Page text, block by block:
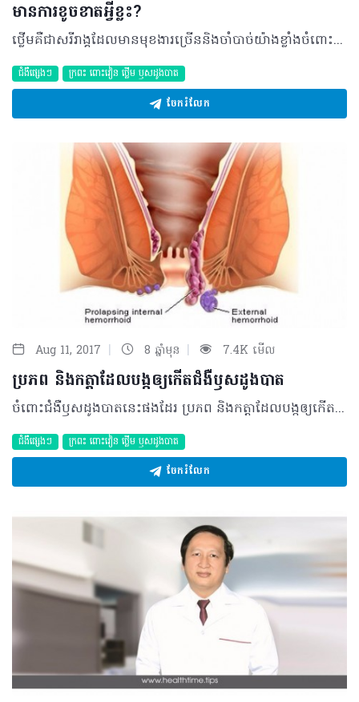
មានការខូចខាតអ្វីខ្លះ?
ថ្លើមគឺជាសរីរាង្គដែលមានមុខងារច្រើននិងចាំបាច់យ៉ាងខ្លាំងចំពោះរាងកាយហើយក៏ជាសរីរាង្គចម្បងមួយសម្រាប់ ធ្វើការសម្អាតជាតិពុលនៅក្នុងខ្លួនរបស់យើងផងដែរ។ ជាមួយនឹងមុខងារដ៏សំខាន់ទាំងនេះ តើនឹងមានអ្វីកើត ឡើងនៅពេលមានការពុលលើសរីរាង្គថ្លើមផ្ទាល់? តើអ្វីខ្លះជាដើមចមនៃការបង្កជាតិពុលទៅលើថ្លើម? និយមន័យនៃការពុលថ្លើមសរីរាង្គថ្លើមដែលទទួលរងការវាយប្រហារដោយជាតិពុល គឺជាថ្លើមខូច គុណភាព (Liver damage ឬ Liver injury) ខ្សោយ និងមិនអាចបំពេញមុខងារបានល្អ។ ជាទូទៅ ការពុលថ្លើមសំដៅដល់ការខូចខាតនៃកោសិកា និងជាលិកាថ្លើម (Damage) ដែលអាចបែងចែកជា ២យ៉ាង៖ • ការពុលស្រួចស្រាវ ឬទាន់ហន់ (Acute toxicity)៖ ការពុលដែល បង្ហាញឡើង និងបំផ្លាញថ្លើមភ្លាមៗ • ការពុលរ៉ាំរ៉ៃ (Chronic toxicity)៖ ការពុលដែលកើតឡើង បន្តិចម្តងៗ ធ្វើឲ្យថ្លើមចុះខ្សោយក្នុងរយៈពេលយូរ ដោយមិនធ្វើឲ្យអ្នកជំងឺដឹងខ្លួន។ ដោយឡែក កម្រិតនៃការពុលថ្លើម ត្រូវបានបែងចែកទៅតាមប្រទេស ឬវេជ្ជសាស្ត្រនីមួយៗដោយផ្អែកលើលក្ខខណ្ឌខុសគ្នា តែជាទូទៅវាត្រូវបានបែងចែកជា ៣កម្រិតគឺ កម្រិតស្រាល កម្រិតធ្ងន់ និងចុងក្រោយគឺ កម្រិតដែលសាច់ថ្លើមរលួយដែលហៅថា Fulminant Hepatitis។ ចំពោះការពុលថ្លើមកម្រិត Fulminant Hepatitis ដែលឋិតក្នុងទម្រង់ទាន់ហន់ មានន័យថា អ្នកជំងឺអាចឈានដល់ការស្លាប់បានបើមិនបានទទួលការសង្គ្រោះជាបន្ទាន់ ជាពិសេសបើមានការបន្ថែមនូវកត្តាដែលនាំឲ្យមានគ្រោះថ្នាក់ដល់ថ្លើមបន្ថែមទៀត (ឧទាហរណ៍ដូចជាការពិសាសុ​រា ឬឱសថនានាដែលប៉ះពាល់ដល់ថ្លើមរាប់បញ្ចូលទាំងឱសថបុរាណខ្មែរ ថ្នាំចិនសែ -ល-​នៅពេលថ្លើមកំពុងខូច ឬពុលហើយនោះ)។ មូលហេតុដែលអាចបង្កឲ្យមានការពុលថ្លើមការខូចថ្លើម អាចបង្កមកពីមូលហេតុជាច្រើនរួមមាន ការទទួលទានស្រា ឱសថមួយចំនួន ថ្នាំខ្មែរ ថ្នាំចិនសែ ឫសឈើ សារធាតុគីមី និងការមានសារធាតុពុលរបស់មេរោគ (toxin) ឬសកម្មភាពរបស់មេរោគដែលចូលទៅបំផ្លាញកោសិការបស់ថ្លើមតែម្តង -ល-។ រោគសញ្ញានៃការពុលថ្លើម ការពុលថ្លើមអាចបង្ហាញជារោគសញ្ញាក្រោមទម្រង់ទាន់ហន់ និងរ៉ាំរ៉ៃបានដូចតែគ្នាទេ៖ ក្នុងករណីរ៉ាំរ៉ៃ៖ ជាធម្មតាពុំមានផ្តល់ជាសញ្ញាណាមួយច្បាស់លាស់ឡើយ ហើយអ្នកជំងឺខ្លះអាចមិនដឹងខ្លួនថាថ្លើមកំពុងមានការវាយប្រហារដោយជាតិពុលទៀតផង (ស្ថិតក្នុងសភាពស្ងាត់ស្ងៀម)។ ក្នុងករណីទាន់ហន់៖ អ្នកជំងឺអាចមានអាការៈមួយចំនួនដែលជាទូទៅទាក់ទងនឹងមុខងារមិនប្រក្រតីរបស់ថ្លើមនោះតែម្តងដូចជា៖ • ប្រព័ន្ធរំលាយអាហារ៖ ការរំលាយអាហារដំណើរការមិនបានល្អ ដែលនាំឲ្យមានសញ្ញាដូចជា មិនឃ្លានបាយ តឹងពោះខ្លាំង និងឆ្អែតជាប្រចាំជាដើម។ • ការចម្រោះទឹកប្រមាត់៖ ថ្លើមមានសភាពខ្សោយមិនអាចចម្រោះទឹកប្រមាត់ចេញពីក្នុងឈាមបាន (Bilirubin Conjugation) នាំឲ្យឡើងលឿងខ្លាំងពេញខ្លួនរួមមានស្បែក ក្រចក គ្រាប់ភ្នែក ទឹកនោមនិងលាមក (ខាន់លឿង)។ • គ្រប់គ្រងជាតិស្ករ៖ ថ្លើមមិនអាចបំពេញមុខងារគ្រប់គ្រងជាតិស្ករឲ្យបាននឹងនរ នាំឲ្យមានវិបត្តិលើជាតិស្ករក្នុងឈាម និងជួនកាលអាចឲ្យខ្វះស្ករក្នុងឈាមខ្លាំង ដែលបណ្តាលឲ្យអស់កម្លាំង បែកញើសស្អិត រហេងរហាងដៃជើង ឬរហូតទៅដល់សន្លប់ បាត់បង់ស្មារតី។ • តួនាទីផលិតប្រូតេអុីន និង Albumin ក្នុងខ្លួន៖ កាលណាថ្លើមខ្សោយ វាមិនអាចផលិត Albumin និងប្រូតេអុីនទៅក្នុងឈាមឲ្យបានគ្រប់គ្រាន់ដែលនាំឲ្យអ្នកជំងឺអាចហើមពេញខ្លួន និងបង្កជាវិបត្តិលើកំណកឈាម (ឈាមមិនងាយកក) ព្រមទាំងអាចមានកន្ទួលលើស្បែកដូចសំបុកពីងពាង (Spider angiomas) និងបណ្តាលឲ្យកើតទាចទឹក ផងដែរក្នុងករណីខ្វះ Albumin ឬថ្លើមខូចខ្លាំង ដោយសារថ្លើមមិនអាចរុញឈាមទៅកាន់បេះដូងបាន។ ការធ្វើរោគវិនិច្ឆ័យចំពោះពុលថ្លើម ការធ្វើរោគវិនិច្ឆ័យចំពោះពុលថ្លើមអាចធ្វើតាមរយៈវិធីសាស្ត្រមួយចំនួនរួមមាន៖ តាមរយៈការសាកសួរ៖ ការស្វែងរកមូលហេតុបង្ក (ឧ. អ្នកជំងឺផឹកស្រា) ប្រវត្តិជំងឺ (ឧ. រលាកថ្លើម អា បេ សេ ជាដើម)។ តាមសញ្ញាគ្លីនិក៖ ទាចទឹក លឿងពេញខ្លួន កន្ទួលលើស្បែកឈាមក្រកក អស់កម្លាំង បែកញើសស្អិត មិនរំលាយអាហារជាដើម។ ក្នុងករណីដែលថ្លើមរីកខ្លាំង ឬរលាកខ្លាំង នាំឲ្យមានការឈឺចាប់ត្រង់ពោះខាងលើ ផ្នែកខាងស្តាំ (Right upper quadrant pain)។ តេស្តផ្សេងៗក្នុងមន្ទីរពិសោធន៍ដែលបង្ហាញពីមុខងារខ្សោយរបស់ថ្លើម៖ • Transaminase កើនឡើង • Gama GT កើនឡើង • BS ថយចុះ • AFP (Alpha-fetoprotein) អាចឡើង • Alkaline Phosphatase កើនឡើង • កត្តាឈាមកក៖ PTT (Partial thromboplastin time) និង aPTT (Activated partial thromboplastin time) កើនឡើង • Direct Bilirubin ឬ Total bilirubin កើនឡើង • Albumin និង Proteins ថយចុះ • Platelet ថយចុះ។ ការថតអេកូ៖ ជាទូទៅមិនសូវថតឃើញរូបភាពខុសប្រក្រតីច្រើនឡើយចំពោះករណីពុលថ្លើម តែអាចឃើញថ្លើមរីកធំជាងធម្មតា (Hepatomegaly) ឬថ្លើមស្វិតតូច ករណីក្រិនថ្លើម។ ការព្យាបាលបញ្ហាពុលថ្លើម ការព្យាបាលត្រូវធ្វើឡើងទៅតាមមូលហេតុបង្កឲ្យមានការពុល និងផលវិបាកដែលអាចកើតឡើងក្រោយការពុលដូចជា៖ ការព្យាបាលបំបាត់សភាពរលាក ករណីដែលមានបញ្ហារលាកថ្លើម ករណីមានមេរោគទៅបំផ្លាញជាលិកាថ្លើម ត្រូវប្រើប្រាស់ថ្នាំ Antibiotics ឬ Antivirals ដែលអាចសម្លាប់មេរោគនោះបាន ករណីឱសថដែលនាំឲ្យពុលដល់ថ្លើម ជាចាំបាច់ត្រូវផ្អាកការប្រើ-ប្រាស់ឱសថនោះ និងប្រើឱសថបន្សាបឥទ្ធិពលរបស់វាវិញ ការព្យាបាលក៏ត្រូវធ្វើឡើងយោងតាមលទ្ធផលនៃមន្ទីរពិសោធន៍ផងដែរ ឧទាហរណ៍ ការបង្គ្រប់សារធាតុ Albumin ករណីខ្វះAlbumin ការ ប្រើប្រាស់ថ្នាំជំនួយកំណកឈាម ករណីមានវិបត្តិឈាមកកយឺត និងកាលណា Platelet ដែលជាគ្រាប់ឈាមសម្រាប់ឃាត់ឈាម(វាអាចបញ្ជាក់ពីកម្រិតខ្សោយនៃថ្លើមបាន) ធ្លាក់ចុះខ្លាំងពេក ការសង្គ្រោះតម្រូវឲ្យប្រើឈាមដែលមាន Platelet ឬ Platelet តែម្តងបញ្ចូលឲ្យអ្នកជំងឺ។ ក្រៅពីនោះ ដោយសារវីតាមីនបេមួយចំនួនក្នុងខ្លួនភាគច្រើននឹងថយចុះពេលថ្លើមមានការខូចខាត ដូចនេះអ្នកជំងឺនឹងត្រូវបានណែនាំផងដែរឲ្យប្រើប្រាស់វីតាមីន បេកំផ្លេចដើម្បីបង្គ្រប់មកវិញ។ គួរបញ្ជាក់ថា លទ្ធភាពនៃការប្រសើរឡើងនៃអ្នកជំងឺ គឺអាស្រ័យនឹងភាគរយនៃការខូចខាតរបស់ថ្លើមដោយសារការពុល។ កាលណាអ្នកជំងឺទទួលបានការព្យាបាលត្រឹមត្រូវ និងភ្លាមៗ (ថ្លើមនៅល្អចាប់ពី ២០%) នោះលទ្ធភាពក្នុងការរស់នៅតាមធម្មតានឹងកើនឡើង ។ ផ្ទុយទៅវិញ ករណីពុលថ្លើមនៅកម្រិតធ្ងន់ធ្ងរខ្លាំង (Fulminant hepatitis) អ្នកជំងឺអាចមានឱកាសប្រឈមនឹងការស្លាប់កាន់តែខ្ពស់។ ផលវិបាកបន្ទាប់ពីការពុលថ្លើម ផលវិបាកមួយចំនួនដែលច្រើនកើតមានចំពោះអ្នកជំងឺពុលថ្លើម ដែលមានថ្លើមខ្សោយខ្លាំងរួមមាន៖ Hepatic Encephalopathy (HE) ដែលបណ្តាលឲ្យអ្នកជំងឺសន្លប់ វង្វេងស្វារតី និងអាចរហូតដល់ស្លាប់ទៀតផង ដោយសារសារធាតុអាម៉ូញាក់នៅក្នុងខ្លួនពុលទៅដល់ខួរក្បាល និងភាពអសមតុល្យនៃប្រភាគរបស់អាស៊ីតអាមីនេ (Amino acid)។Hepatorenal syndrome ច្រើនជួបនៅដំណាក់កាលចុងក្រោយដែលថ្លើមពុលក្នុងកម្រិតធ្ងន់ធ្ងរ នាំឲ្យខូចខាត និងខ្សោយដល់តម្រងនោម ជាលទ្ធផលធ្វើឲ្យមានការកើនឡើងនៃ Urea និង Creatinine ។ ងាយឆ្លងរោគផ្សេងៗ (Infections) បន្ថែមទៀត ដោយសារពោះវៀនដើរមិនល្អ មានទឹកក្នុងពោះច្រើន និងប្រូតេអុីនក្នុងខ្លួនទាប ដែលនាំឲ្យអង្គការពាររាងកាយថយចុះ។ ករណីដែលមានបញ្ហា ឬការសង្ស័យណាមួយទាក់ទងនឹងការពុលថ្លើមឬសុខភាព អ្នកត្រូវចាំបាច់ស្វែងរកជំនួយពីវេជ្ជបណ្ឌិតដែលមានជំនាញវិជ្ជាជីវៈត្រឹមត្រូវ និងធ្វើការសហការជាមួយវេជ្ជបណ្ឌិត ដើម្បីទទួលការព្យាបាលប្រកបដោយគុណភាព និងប្រសិទ្ធភាព។ បកស្រាយដោយ ៖ លោកឧកញ៉ាសាស្ត្រាចារ្យវេជ្ជបណ្ឌិត តាន់ គីមមេងវេជ្ជបណ្ឌិតឯកទេសជំងឺថ្លើមនៃមន្ទីរពេទ្យព្រះសីហនុនិងជានាយកប្រតិបត្តិនៃមណ្ឌលវេជ្ជសាស្រ្ត HOPE © 2017 រក្សាសិទ្ធិគ្រប់យ៉ាងដោយ Healthtime Corporation ចំពោះគ្រប់អត្ថបទដោយគ្មានផ្នែកណាមួយត្រូវបោះពុម្ពផ្សាយចូលប្រព័ន្ធអ៊ីនធឺណែត ឧបករណ៍អេឡិចត្រូនិក អាត់ជាសំឡេងឬថតចំលងគ្រប់រូបភាពដោយគ្មានការអនុញ្ញាតឡើយ
ជំងឺផ្សេងៗ ក្រពះ​ ពោះវៀន​ ថ្លើម ឫសដូងបាត
ចែករំលែក
Aug 11, 2017 | 8 ឆ្នាំមុន | 7.4K មើល
ប្រភព និងកត្តាដែលបង្កឲ្យកើតជំងឺឫសដូងបាត
ចំពោះជំងឺឫសដូងបាតនេះផងដែរ ប្រភព និងកត្តាដែលបង្កឲ្យកើតមានជំងឺនេះរួមមានដូចជា ៖ ១- កត្តាបន្តពូជ ៖ កាលណាឪពុក ឬម្តាយមានជំងឺឫសដូងបាត អាចចម្លងជំងឺឫសដូងបាតទៅកូនតាំងពីនៅក្នុងផ្ទៃដោយស្វ័យប្រវត្តិ។ ២-កត្តាការងារ ៖ មនុស្សដែលអង្គុយច្រើន គឺច្រើនឆាប់កើតមុនគេ។ ៣-កត្តាចំណីអាហារ ៖ អ្នកចូលចិត្តញុាំផ្លែឈើលេបគ្រាប់ ដូចជា គ្រាប់ត្របែក ព្រីង កំពីងរាជ។ គ្រាប់ឈើទាំងអស់នេះ ក្រពះពោះវៀនមិនអាចរំលាយបានទេ ហេតុដូចនេះ ហើយពេលយើងបត់ជើងធំវាចេញទាំងមូលមកវិញ ហើយធ្វើការប្រមូលផ្តុំគ្នាបង្កឲ្យដាច់ស្បែកការពារសរសៃឈាម(វែន)ក្នុងទ្វាលាមក។ ដរាបណាអស់ស្បែកការពារ វានឹងធ្វើឲ្យសរសៃឈាមវារីកធំម្តងបន្តិចៗ ហើយវិវឌ្ឍទៅជាជំងឺឫសដូងបាតដោយស្វ័យប្រវត្តិ ។ ៤-កត្តាអនាម័យ ៖ គ្រួសារដែលពុំទាន់មានបង្គន់អនាម័យក៏បណ្តាលឲ្យងាយកើតជំងឺឫសដូងបាតនេះដែរ។ គេតែងតែជូត កិតក្រដាស ស្មៅ ស្លឹកឈើ មែកឈើ ដែលអាចបណ្តាលឲ្យដាច់ស្បែកការពារសរសៃឈាម វារីកធំ ហើយជាលទ្ធផលក៏វិវឌ្ឍទៅជាជំងឺឫសដូងបាត។ ៥-កត្តាបន្ទោរបង់ ៖ អ្នកដែលមានបញ្ហាលាមករឹង ក្តៀន រាគរូសយូរថ្ងៃ មិនបានព្យាបាលក៏បង្កឲ្យកើតជំងឺឫសដូងបាតនេះដែរ។ ៦-កត្តាស្រ្តីរក្សាគភ៌ និងសំរាលកូន ៖ ក៏អាចប្រឈមនឹងជំងឺឫសដូងបាតមុនគេ។ ៧- កត្តាធម្មជាតិ ៖ គ្រប់មនុស្សទាំងអស់សុទ្ធតែមានកំពកសសៃឈាមវ៉ែន៣ដុំដូចគ្នាទាំងអស់ ដែលប្រឈមនឹងការកើតជំងឺឫសដូងបាតដូចគ្នា ប៉ុន្តែគ្រាន់តែយូរឬឆាប់។ ៨-កត្តារួមភេទ ៖ ខុសធម្មជាតិ តាមរន្ធគូថ ។ បើលោក លោកស្រីមានជំងឺឫសដូងបាត សូមកុំបារម្ភសូមអញ្ជើញមកកាន់ គ្លីនិក តូច យ៉ាន យើងខ្ញុំមានវេជ្ជបណ្ឌិតឯកទេសព្យាបាលជំងឺឫសដូងបាតធានាព្យាបាលជាគ្រប់ប្រភេទនិង គ្រប់ដំណាក់កាលនៃជំងឺឫសដូងបាតបានគ្រប់សាខាយើងខ្ញុំ។ លោក លោកស្រី អាចទូរស័ព្ទពិភាក្សាពិគ្រោះជំងឺជាមួយលោកវេជ្ជបណ្ឌិត តូច យ៉ាន បានតាមរយៈ ៖ ទូរស័ព្ទលេខ ០១២ ៨៥៥ ៩២២ , ០១៦ ៩៥៥ ៨២២ , ០៩៧ ៩៧ ៩៧ ៨៨២,០៧០ ៨៥៥ ៩២២។
ជំងឺផ្សេងៗ ក្រពះ​ ពោះវៀន​ ថ្លើម ឫសដូងបាត
ចែករំលែក